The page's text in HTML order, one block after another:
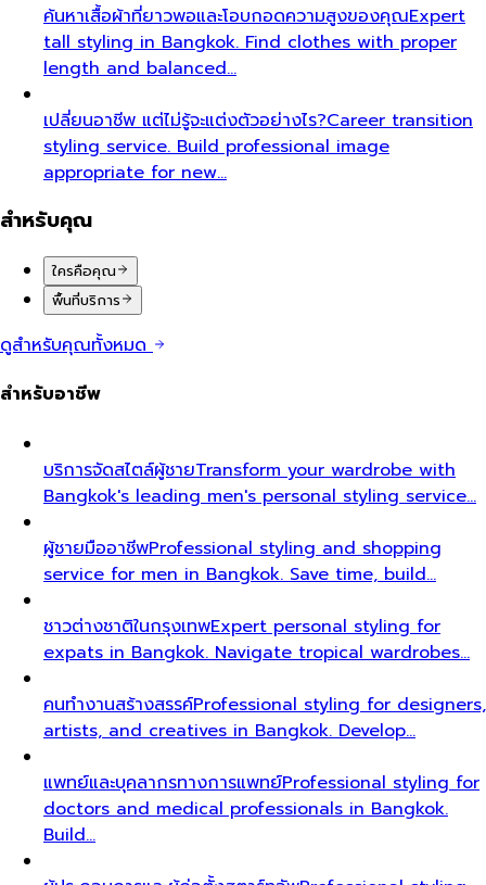
ค้นหาเสื้อผ้าที่ยาวพอและโอบกอดความสูงของคุณExpert
tall styling in Bangkok. Find clothes with proper
length and balanced…
เปลี่ยนอาชีพ แต่ไม่รู้จะแต่งตัวอย่างไร?Career transition
styling service. Build professional image
appropriate for new…
สำหรับคุณ
ใครคือคุณ
พื้นที่บริการ
ดูสำหรับคุณทั้งหมด
สำหรับอาชีพ
บริการจัดสไตล์ผู้ชายTransform your wardrobe with
Bangkok's leading men's personal styling service…
ผู้ชายมืออาชีพProfessional styling and shopping
service for men in Bangkok. Save time, build…
ชาวต่างชาติในกรุงเทพExpert personal styling for
expats in Bangkok. Navigate tropical wardrobes…
คนทำงานสร้างสรรค์Professional styling for designers,
artists, and creatives in Bangkok. Develop…
แพทย์และบุคลากรทางการแพทย์Professional styling for
doctors and medical professionals in Bangkok.
Build…